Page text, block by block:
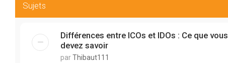
Sujets
Différences entre ICOs et IDOs : Ce que vous
devez savoir
parThibaut111